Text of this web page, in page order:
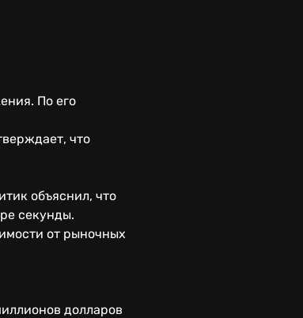
По его
что
объяснил, что
секунды.
от рыночных
долларов